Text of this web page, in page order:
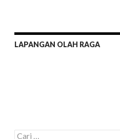
LAPANGAN OLAH RAGA
C